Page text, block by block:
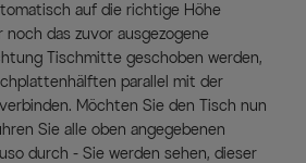
auf die richtige Höhe
das zuvor ausgezogene
Tischmitte geschoben werden,
parallel mit der
Möchten Sie den Tisch nun
Sie alle oben angegebenen
durch - Sie werden sehen, dieser